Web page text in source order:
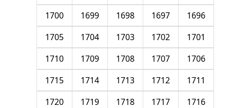
1696
1697
1698
1699
1700
1701
1702
1703
1704
1705
1706
1707
1708
1709
1710
1711
1712
1713
1714
1715
1716
1717
1718
1719
1720